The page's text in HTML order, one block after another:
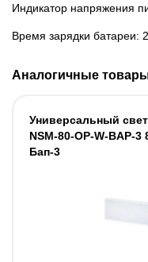
Индикатор напряжения
Время зарядки батареи:
Аналогичные
Универсальный
NSM-80-OP-W-BAP-
Бап-3